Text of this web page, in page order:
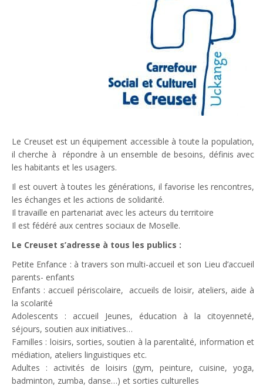
Le Creuset est un équipement accessible à toute la population,
il cherche à répondre à un ensemble de besoins, définis avec
les habitants et les usagers.
Il est ouvert à toutes les générations, il favorise les rencontres,
les échanges et les actions de solidarité.
Il travaille en partenariat avec les acteurs du territoire
Il est fédéré aux centres sociaux de Moselle.
Le Creuset s’adresse à tous les publics :
Petite Enfance : à travers son multi-accueil et son Lieu d’accueil
parents- enfants
Enfants : accueil périscolaire, accueils de loisir, ateliers, aide à
la scolarité
Adolescents : accueil Jeunes, éducation à la citoyenneté,
séjours, soutien aux initiatives…
Familles : loisirs, sorties, soutien à la parentalité, information et
médiation, ateliers linguistiques etc.
Adultes : activités de loisirs (gym, peinture, cuisine, yoga,
badminton, zumba, danse…) et sorties culturelles